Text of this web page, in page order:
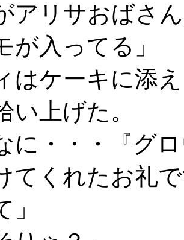
アリサおばさ
が入ってる」
ケーキに添
い上げた。
に・・・『グ
てくれたお礼